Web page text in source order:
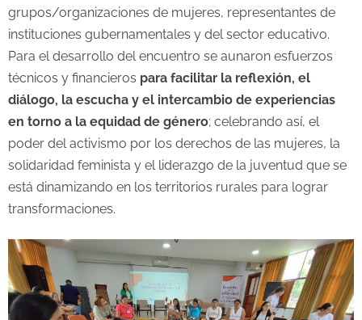
grupos/organizaciones de mujeres, representantes de
instituciones gubernamentales y del sector educativo.
Para el desarrollo del encuentro se aunaron esfuerzos
técnicos y financieros para facilitar la reflexión, el
diálogo, la escucha y el intercambio de experiencias
en torno a la equidad de género; celebrando así, el
poder del activismo por los derechos de las mujeres, la
solidaridad feminista y el liderazgo de la juventud que se
está dinamizando en los territorios rurales para lograr
transformaciones.